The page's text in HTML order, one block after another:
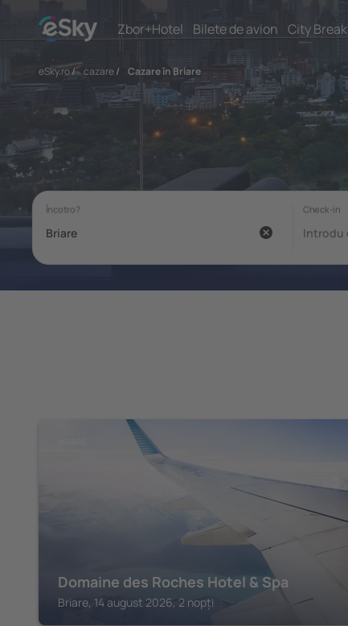
Zbor+Hotel Bilete de avion City Break
eSky.ro/ cazare/ Cazare în Briare
Domaine des Roches Hotel & Spa
Briare, 14 august 2026, 2 nopți